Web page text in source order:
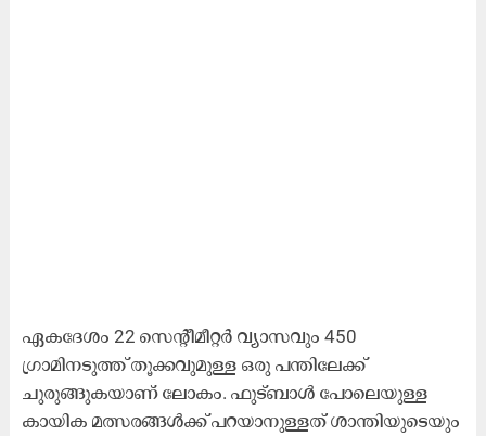
ഏകദേശം 22 സെന്റീമീറ്റർ വ്യാസവും 450
ഗ്രാമിനടുത്ത് തൂക്കവുമുള്ള ഒരു പന്തിലേക്ക്
ചുരുങ്ങുകയാണ് ലോകം. ഫുട്ബാൾ പോലെയുള്ള
കായിക മത്സരങ്ങൾക്ക് പറയാനുള്ളത് ശാന്തിയുടെയും